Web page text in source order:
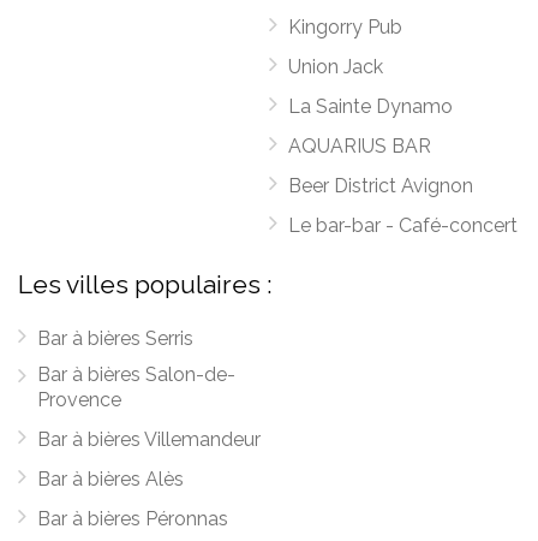
Kingorry Pub
Union Jack
La Sainte Dynamo
AQUARIUS BAR
Beer District Avignon
Le bar-bar - Café-concert
Les villes populaires :
Bar à bières Serris
Bar à bières Salon-de-
Provence
Bar à bières Villemandeur
Bar à bières Alès
Bar à bières Péronnas